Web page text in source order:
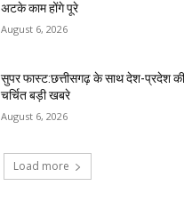
अटके काम होंगे पूरे
August 6, 2026
सुपर फास्ट:छत्तीसगढ़ के साथ देश-प्रदेश
चर्चित बड़ी खबरे
August 6, 2026
Load more